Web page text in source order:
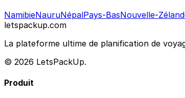
NamibieNauruNépalPays-BasNouvelle-
letspackup.com
La plateforme ultime de planification de
© 2026 LetsPackUp.
Produit